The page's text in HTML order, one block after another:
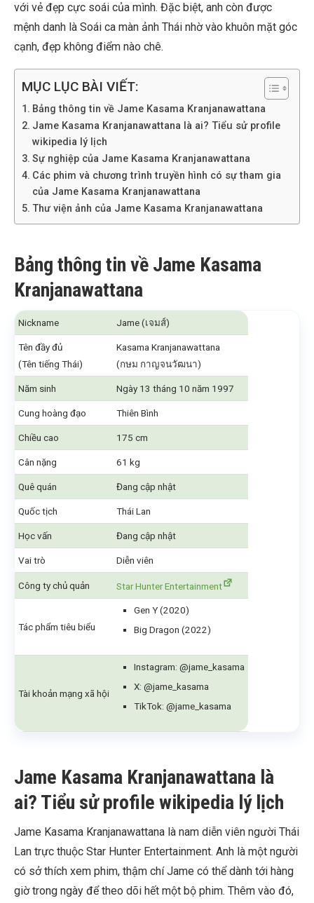
với vẻ đẹp cực soái của mình. Đặc biệt, anh còn được
mệnh danh là Soái ca màn ảnh Thái nhờ vào khuôn mặt góc
cạnh, đẹp không điểm nào chê.
MỤC LỤC BÀI VIẾT:
Bảng thông tin về Jame Kasama Kranjanawattana
Jame Kasama Kranjanawattana là ai? Tiểu sử profile
wikipedia lý lịch
Sự nghiệp của Jame Kasama Kranjanawattana
Các phim và chương trình truyền hình có sự tham gia
của Jame Kasama Kranjanawattana
Thư viện ảnh của Jame Kasama Kranjanawattana
Bảng thông tin về Jame Kasama
Kranjanawattana
Nickname Jame (เจมส์)
Tên đầy đủ
(Tên tiếng Thái)
Kasama Kranjanawattana
(กษม กาญจนวัฒนา)
Năm sinh Ngày 13 tháng 10 năm 1997
Cung hoàng đạo Thiên Bình
Chiều cao 175 cm
Cân nặng 61 kg
Quê quán Đang cập nhật
Quốc tịch Thái Lan
Học vấn Đang cập nhật
Vai trò Diễn viên
Công ty chủ quản Star Hunter Entertainment
Tác phẩm tiêu biểu
Gen Y (2020)
Big Dragon (2022)
Tài khoản mạng xã hội
Instagram: @jame_kasama
X: @jame_kasama
TikTok: @jame_kasama
Jame Kasama Kranjanawattana là
ai? Tiểu sử profile wikipedia lý lịch
Jame Kasama Kranjanawattana là nam diễn viên người Thái
Lan trực thuộc Star Hunter Entertainment. Anh là một người
có sở thích xem phim, thậm chí Jame có thể dành tới hàng
giờ trong ngày để theo dõi hết một bộ phim. Thêm vào đó,